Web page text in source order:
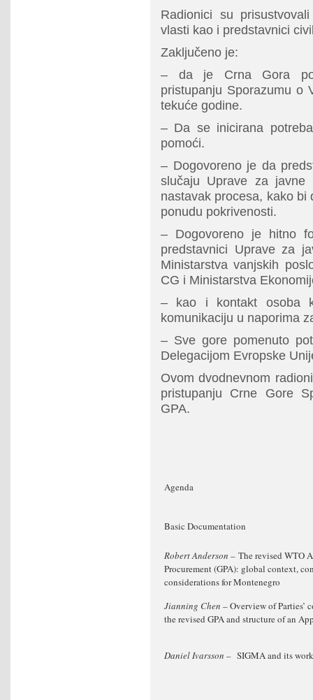
Radionici su
vlasti kao i predstavnici
Zaključeno je:
– da je Crna Gora
pristupanju Sporazumu o
tekuće godine.
– Da se inicirana
pomoći.
– Dogovoreno je da
slučaju Uprave za javne
nastavak procesa, kako bi
ponudu pokrivenosti.
– Dogovoreno je hitno
predstavnici Uprave za
Ministarstva vanjskih
CG i Ministarstva
– kao i kontakt osoba
komunikaciju u naporima
– Sve gore pomenuto
Delegacijom Evropske
Ovom dvodnevnom
pristupanju Crne Gore
GPA.
Agenda
Basic Documentation
Robert Anderson – The revised WTO
Procurement (GPA): global context,
considerations for Montenegro
Jianning Chen – Overview of Parties’
the revised GPA and structure of an
Daniel Ivarsson – SIGMA and its